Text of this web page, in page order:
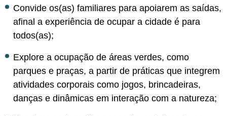
Convide os(as) familiares para apoiarem as saídas,
afinal a experiência de ocupar a cidade é para
todos(as);
Explore a ocupação de áreas verdes, como
parques e praças, a partir de práticas que integrem
atividades corporais como jogos, brincadeiras,
danças e dinâmicas em interação com a natureza;